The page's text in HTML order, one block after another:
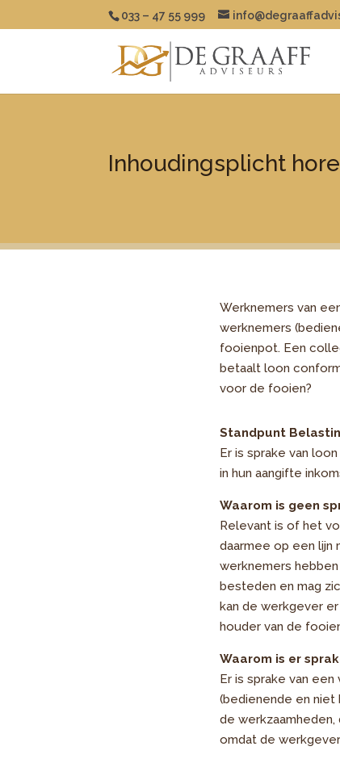
033 – 47 55 999
Inhoudingsplicht
Werknemers van
werknemers
fooienpot. Een
betaalt loon
voor de fooien?
Standpunt
Er is sprake van
in hun aangifte
Waarom is geen
Relevant is of het
daarmee op een lijn
werknemers
besteden en mag
kan de werkgever
houder van de
Waarom is er
Er is sprake van
(bedienende en
de werkzaamheden,
omdat de